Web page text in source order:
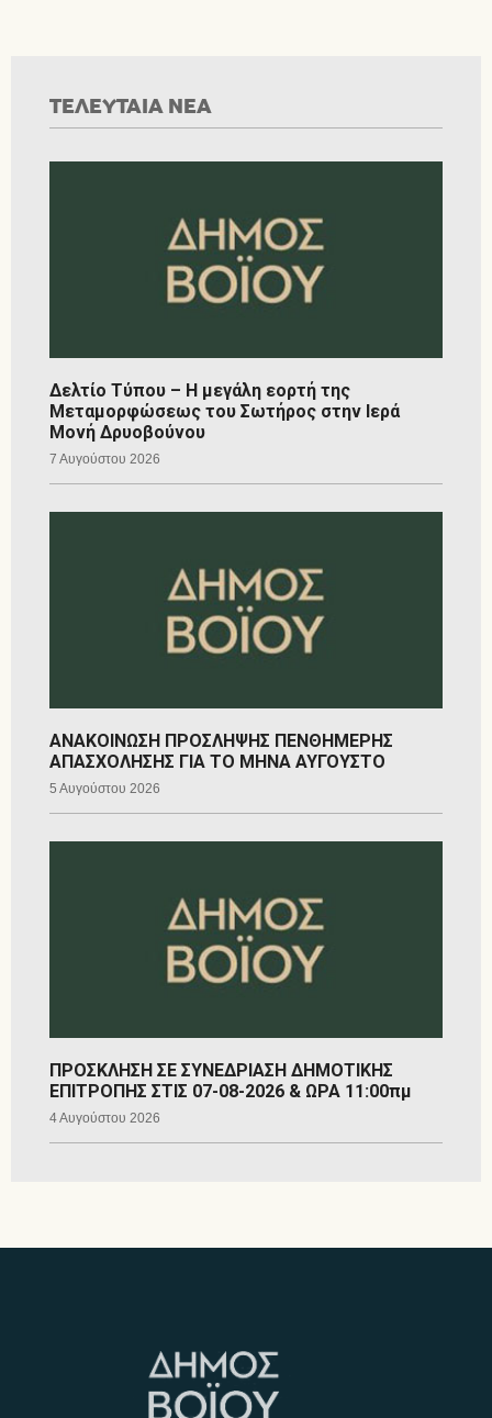
ΤΕΛΕΥΤΑΙΑ ΝΕΑ
Δελτίο Τύπου – Η μεγάλη εορτή της
Μεταμορφώσεως του Σωτήρος στην Ιερά
Μονή Δρυοβούνου
7 Αυγούστου 2026
ΑΝΑΚΟΙΝΩΣΗ ΠΡΟΣΛΗΨΗΣ ΠΕΝΘΗΜΕΡΗΣ
ΑΠΑΣΧΟΛΗΣΗΣ ΓΙΑ ΤΟ ΜΗΝΑ ΑΥΓΟΥΣΤΟ
5 Αυγούστου 2026
ΠΡΟΣΚΛΗΣΗ ΣΕ ΣΥΝΕΔΡΙΑΣΗ ΔΗΜΟΤΙΚΗΣ
ΕΠΙΤΡΟΠΗΣ ΣΤΙΣ 07-08-2026 & ΩΡΑ 11:00πμ
4 Αυγούστου 2026